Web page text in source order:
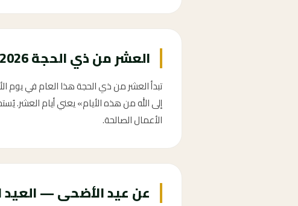
العشر من ذي الحجة 2026 — أفضل أيام العام
إلى الله من هذه الأيام» يعني أيام العشر.
الأعمال الصالحة.
عن عيد الأضحى — العيد